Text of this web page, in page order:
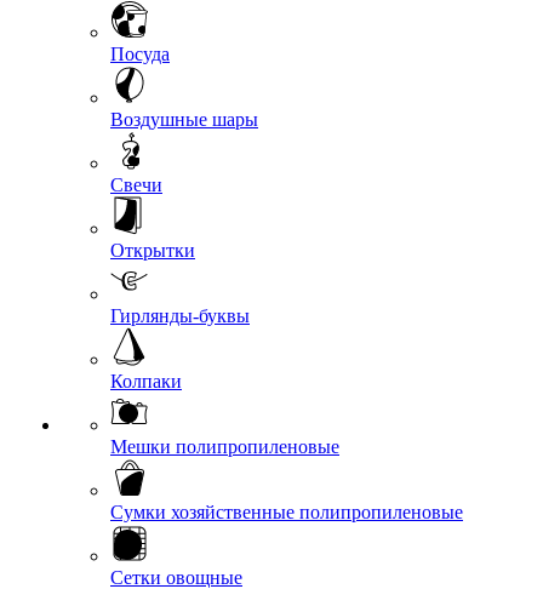
Посуда
Воздушные шары
Свечи
Открытки
Гирлянды-буквы
Колпаки
Мешки полипропиленовые
Сумки хозяйственные полипропиленовые
Сетки овощные